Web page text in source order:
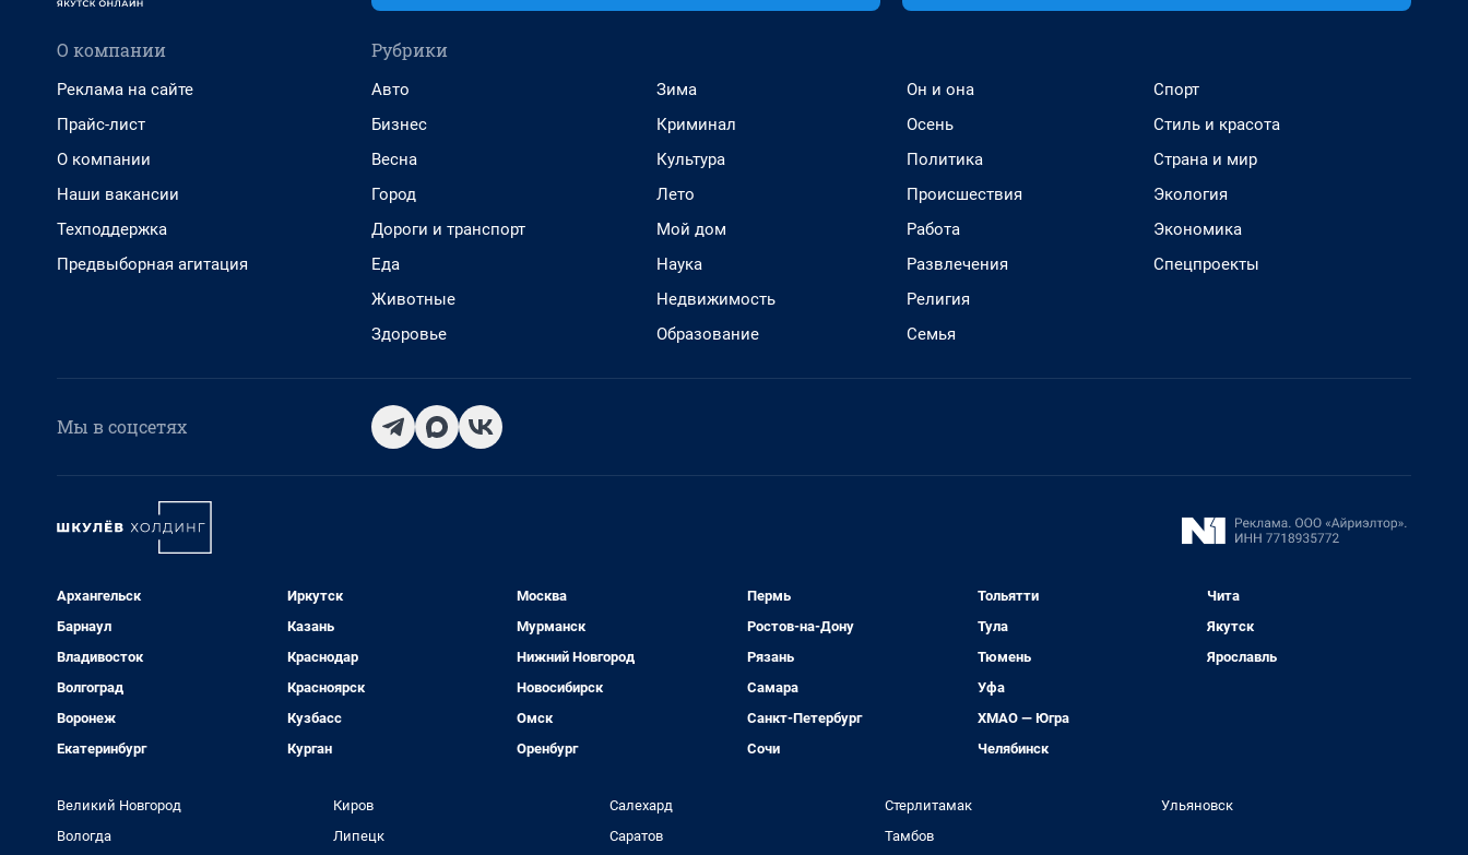
О компании
Реклама на сайте
Прайс-лист
О компании
Наши вакансии
Техподдержка
Предвыборная агитация
Рубрики
Авто
Бизнес
Весна
Город
Дороги и транспорт
Еда
Животные
Здоровье
Зима
Криминал
Культура
Лето
Мой дом
Наука
Недвижимость
Образование
Он и она
Осень
Политика
Происшествия
Работа
Развлечения
Религия
Семья
Спорт
Стиль и красота
Страна и мир
Экология
Экономика
Спецпроекты
Мы в соцсетях
Архангельск
Барнаул
Владивосток
Волгоград
Воронеж
Екатеринбург
Иркутск
Казань
Краснодар
Красноярск
Кузбасс
Курган
Москва
Мурманск
Нижний Новгород
Новосибирск
Омск
Оренбург
Пермь
Ростов-на-Дону
Рязань
Самара
Санкт-Петербург
Сочи
Тольятти
Тула
Тюмень
Уфа
ХМАО — Югра
Челябинск
Чита
Якутск
Ярославль
Великий Новгород
Вологда
Киров
Липецк
Салехард
Саратов
Стерлитамак
Тамбов
Ульяновск